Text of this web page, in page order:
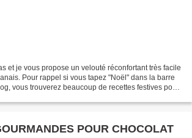
et je vous propose un velouté réconfortant très facile
Pour rappel si vous tapez "Noël" dans la barre
vous trouverez beaucoup de recettes festives pour
POUR CHOCOLAT